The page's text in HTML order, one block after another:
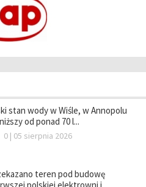
stan wody w Wiśle, w Annopolu
od ponad 70 l...
0 | 05 sierpnia 2026
teren pod budowę